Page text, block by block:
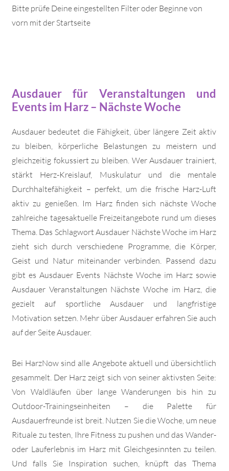
Bitte prüfe Deine eingestellten Filter oder Beginne von
vorn mit der Startseite
Ausdauer für Veranstaltungen und
Events im Harz – Nächste Woche
Ausdauer bedeutet die Fähigkeit, über längere Zeit aktiv
zu bleiben, körperliche Belastungen zu meistern und
gleichzeitig fokussiert zu bleiben. Wer Ausdauer trainiert,
stärkt Herz-Kreislauf, Muskulatur und die mentale
Durchhaltefähigkeit – perfekt, um die frische Harz-Luft
aktiv zu genießen. Im Harz finden sich nächste Woche
zahlreiche tagesaktuelle Freizeitangebote rund um dieses
Thema. Das Schlagwort Ausdauer Nächste Woche im Harz
zieht sich durch verschiedene Programme, die Körper,
Geist und Natur miteinander verbinden. Passend dazu
gibt es Ausdauer Events Nächste Woche im Harz sowie
Ausdauer Veranstaltungen Nächste Woche im Harz, die
gezielt auf sportliche Ausdauer und langfristige
Motivation setzen. Mehr über Ausdauer erfahren Sie auch
auf der Seite Ausdauer.
Bei HarzNow sind alle Angebote aktuell und übersichtlich
gesammelt. Der Harz zeigt sich von seiner aktivsten Seite:
Von Waldläufen über lange Wanderungen bis hin zu
Outdoor-Trainingseinheiten – die Palette für
Ausdauerfreunde ist breit. Nutzen Sie die Woche, um neue
Rituale zu testen, Ihre Fitness zu pushen und das Wander-
oder Lauferlebnis im Harz mit Gleichgesinnten zu teilen.
Und falls Sie Inspiration suchen, knüpft das Thema